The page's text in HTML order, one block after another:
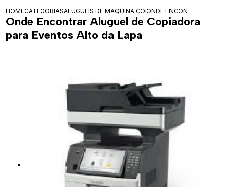
HOMECATEGORIASALUGUEIS DE COPIADORASMAQUINA COPIADORA PARA ALUGAR
ONDE ENCONTRAR
Onde Encontrar Aluguel de Copiadora
para Eventos Alto da Lapa